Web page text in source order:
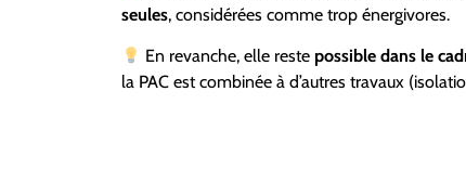
seules, considérées comme trop énergivores.
En revanche, elle reste possible dans le
la PAC est combinée à d’autres travaux